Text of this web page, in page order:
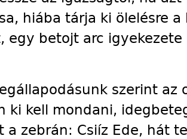
hiába tárja ki ölelésre
egy betojt arc
szerint az
ki kell mondani,
a zebrán: Csiíz Ede, hát